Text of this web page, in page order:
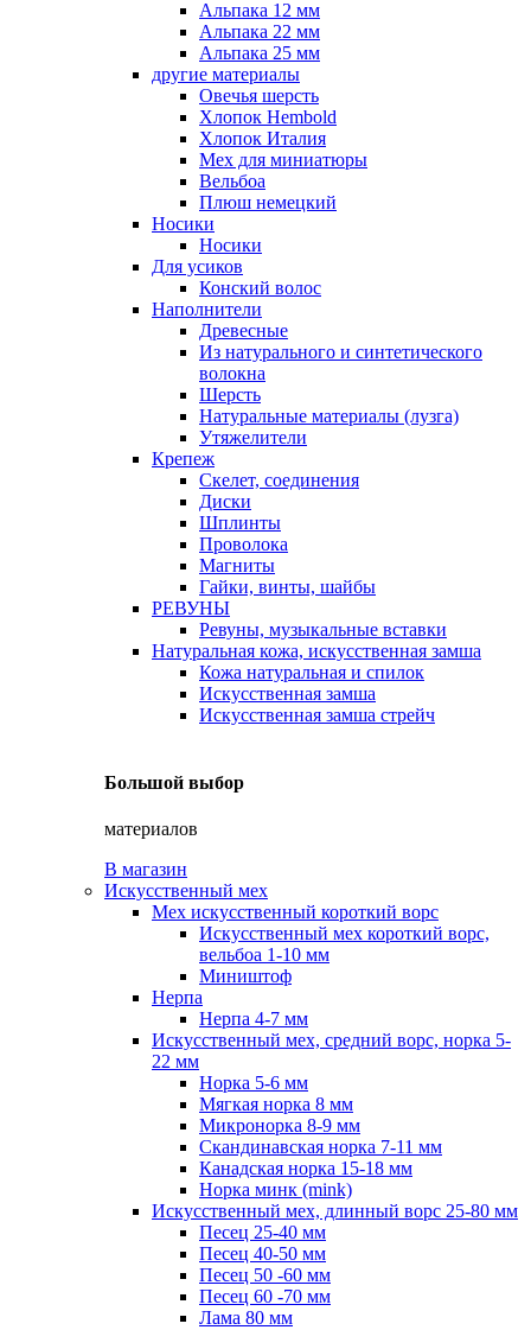
Альпака 12 мм
Альпака 22 мм
Альпака 25 мм
другие материалы
Овечья шерсть
Хлопок Hembold
Хлопок Италия
Мех для миниатюры
Вельбоа
Плюш немецкий
Носики
Носики
Для усиков
Конский волос
Наполнители
Древесные
Из натурального и синтетического
волокна
Шерсть
Натуральные материалы (лузга)
Утяжелители
Крепеж
Скелет, соединения
Диски
Шплинты
Проволока
Магниты
Гайки, винты, шайбы
РЕВУНЫ
Ревуны, музыкальные вставки
Натуральная кожа, искусственная замша
Кожа натуральная и спилок
Искусственная замша
Искусственная замша стрейч
Большой выбор
материалов
В магазин
Искусственный мех
Мех искусственный короткий ворс
Искусственный мех короткий ворс,
вельбоа 1-10 мм
Миништоф
Нерпа
Нерпа 4-7 мм
Искусственный мех, средний ворс, норка 5-
22 мм
Норка 5-6 мм
Мягкая норка 8 мм
Микронорка 8-9 мм
Скандинавская норка 7-11 мм
Канадская норка 15-18 мм
Норка минк (mink)
Искусственный мех, длинный ворс 25-80 мм
Песец 25-40 мм
Песец 40-50 мм
Песец 50 -60 мм
Песец 60 -70 мм
Лама 80 мм